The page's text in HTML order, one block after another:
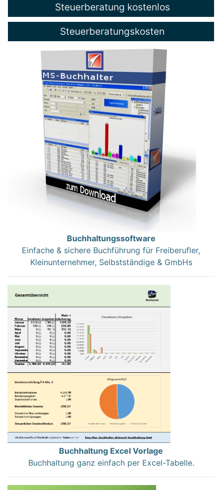
Steuerberatung kostenlos
Steuerberatungskosten
Buchhaltungssoftware
Einfache & sichere Buchführung für Freiberufler,
Kleinunternehmer, Selbstständige & GmbHs
Buchhaltung Excel Vorlage
Buchhaltung ganz einfach per Excel-Tabelle.